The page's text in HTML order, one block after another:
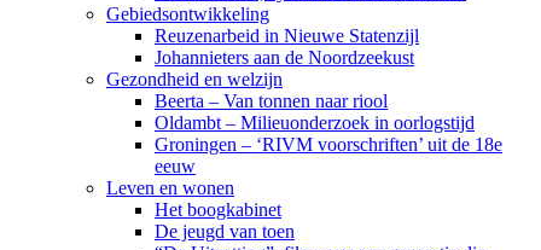
Gebiedsontwikkeling
Reuzenarbeid in Nieuwe Statenzijl
Johannieters aan de Noordzeekust
Gezondheid en welzijn
Beerta – Van tonnen naar riool
Oldambt – Milieuonderzoek in oorlogstijd
Groningen – ‘RIVM voorschriften’ uit de 18e
eeuw
Leven en wonen
Het boogkabinet
De jeugd van toen